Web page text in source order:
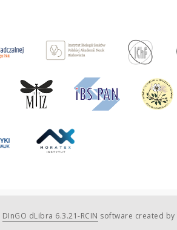
DInGO dLibra 6.3.21-RCIN software created by